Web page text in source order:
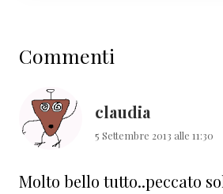
del
lettore
Commenti
claudia
5 Settembre 2013 alle 11:30
Molto bello tutto..peccato